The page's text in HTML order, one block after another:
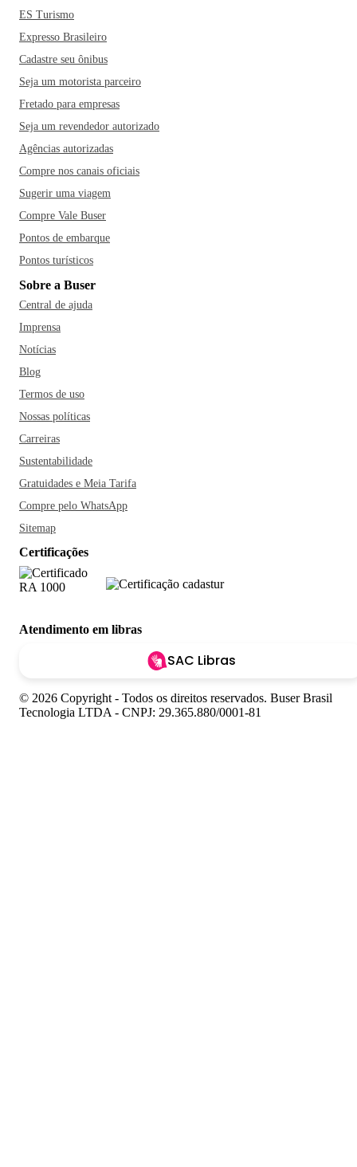
ES Turismo
Expresso Brasileiro
Cadastre seu ônibus
Seja um motorista parceiro
Fretado para empresas
Seja um revendedor autorizado
Agências autorizadas
Compre nos canais oficiais
Sugerir uma viagem
Compre Vale Buser
Pontos de embarque
Pontos turísticos
Sobre a Buser
Central de ajuda
Imprensa
Notícias
Blog
Termos de uso
Nossas políticas
Carreiras
Sustentabilidade
Gratuidades e Meia Tarifa
Compre pelo WhatsApp
Sitemap
Certificações
Atendimento em libras
SAC Libras
© 2026 Copyright - Todos os direitos reservados. Buser Brasil
Tecnologia LTDA - CNPJ: 29.365.880/0001-81